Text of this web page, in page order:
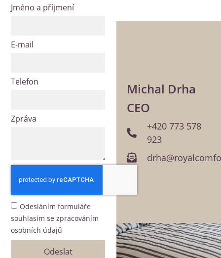
Jméno a příjmení
E-mail
Telefon
Zpráva
Odesláním formuláře
souhlasím se zpracováním
osobních údajů
Odeslat
Michal Drha
CEO
+420 773 578
923